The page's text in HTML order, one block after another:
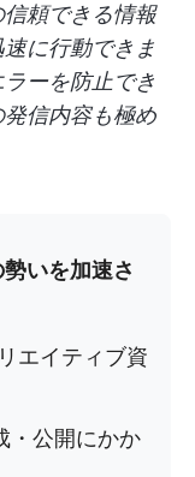
頼できる情報
に行動できま
ーを防止でき
信内容も極め
いを加速さ
エイティブ資
・公開にかか